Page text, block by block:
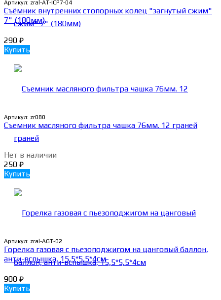
Артикул: zral-AT-ICP7-04
Съёмник внутренних стопорных колец "загнутый сжим"
7" (180мм)
290 ₽
Купить
Артикул: zr080
Съемник масляного фильтра чашка 76мм. 12 граней
Нет в наличии
250 ₽
Купить
Артикул: zral-AGT-02
Горелка газовая с пьезоподжигом на цанговый баллон,
анти-вспышка, 15,5*5,5*4см
900 ₽
Купить